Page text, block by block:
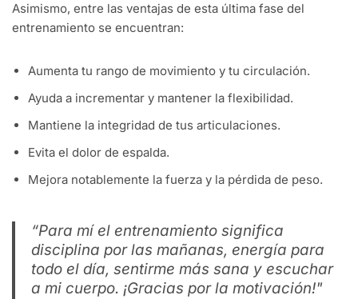
Asimismo, entre las ventajas de esta última fase del
entrenamiento se encuentran:
Aumenta tu rango de movimiento y tu circulación.
Ayuda a incrementar y mantener la flexibilidad.
Mantiene la integridad de tus articulaciones.
Evita el dolor de espalda.
Mejora notablemente la fuerza y la pérdida de peso.
“Para mí el entrenamiento significa
disciplina por las mañanas, energía para
todo el día, sentirme más sana y escuchar
a mi cuerpo. ¡Gracias por la motivación!"